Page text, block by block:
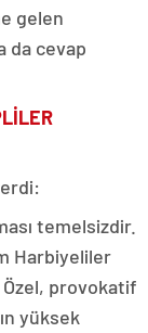
gelen
da cevap
temelsizdir.
Harbiyeliler
provokatif
yüksek